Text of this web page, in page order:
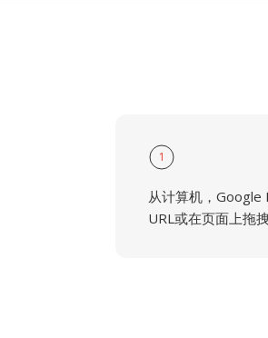
1
从计算机，Google
URL或在页面上拖